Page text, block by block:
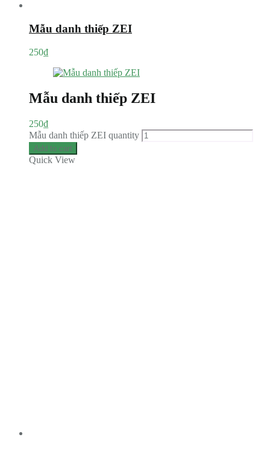
Mẫu danh thiếp ZEI
250₫
Mẫu danh thiếp ZEI
250₫
Mẫu danh thiếp ZEI quantity
Add to cart
Quick View